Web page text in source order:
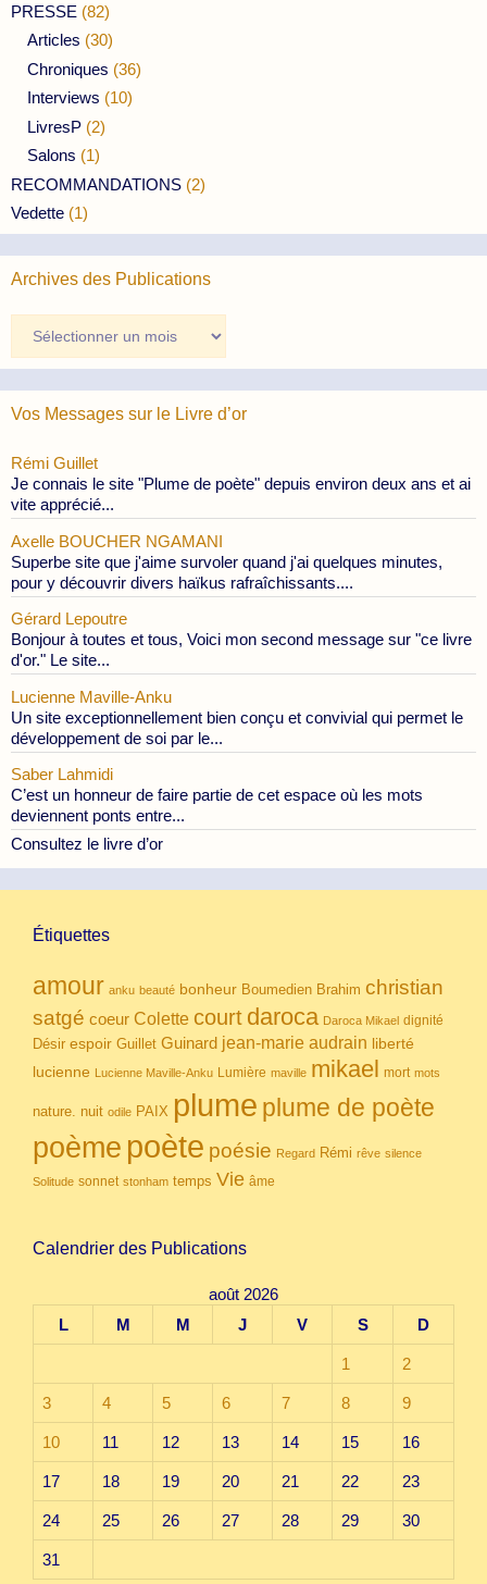
PRESSE (82)
Articles (30)
Chroniques (36)
Interviews (10)
LivresP (2)
Salons (1)
RECOMMANDATIONS (2)
Vedette (1)
Archives des Publications
des
Publications
Vos Messages sur le Livre d’or
Rémi Guillet
Je connais le site "Plume de poète" depuis environ deux ans et ai
vite apprécié...
Axelle BOUCHER NGAMANI
Superbe site que j'aime survoler quand j'ai quelques minutes,
pour y découvrir divers haïkus rafraîchissants....
Gérard Lepoutre
Bonjour à toutes et tous, Voici mon second message sur "ce livre
d'or." Le site...
Lucienne Maville-Anku
Un site exceptionnellement bien conçu et convivial qui permet le
développement de soi par le...
Saber Lahmidi
C’est un honneur de faire partie de cet espace où les mots
deviennent ponts entre...
Consultez le livre d’or
Étiquettes
amour anku beauté bonheur Boumedien Brahim christian
satgé coeur Colette court daroca Daroca Mikael dignité
Désir espoir Guillet Guinard jean-marie audrain liberté
lucienne Lucienne Maville-Anku Lumière maville mikael mort mots
nature. nuit odile PAIX plume plume de poète
poème poète poésie Regard Rémi rêve silence
Solitude sonnet stonham temps Vie âme
Calendrier des Publications
août 2026
L
M M J V S D
1 2
3 4 5 6 7 8 9
10 11 12 13 14 15 16
17 18 19 20 21 22 23
24 25 26 27 28 29 30
31